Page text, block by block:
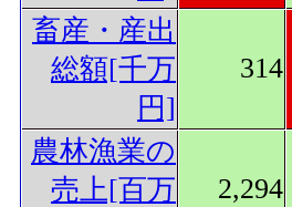
畜産・産出
総額[千万
円]
314
農林漁業の
売上[百万
2,294